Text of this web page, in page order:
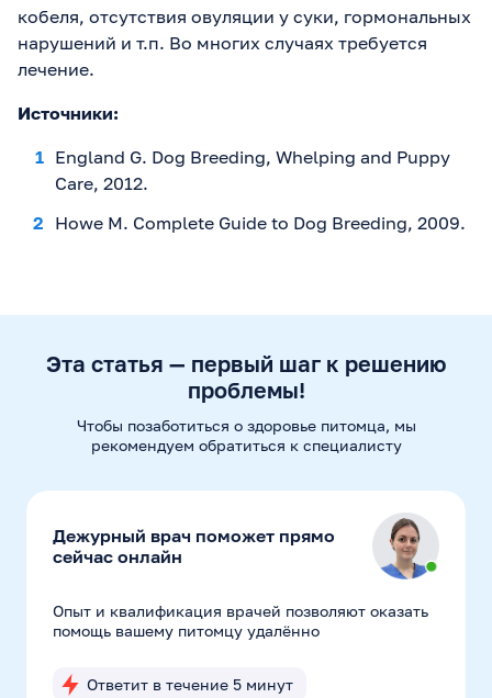
кобеля, отсутствия овуляции у суки, гормональных
нарушений и т.п. Во многих случаях требуется
лечение.
Источники:
England G. Dog Breeding, Whelping and Puppy
Care, 2012.
Howe M. Complete Guide to Dog Breeding, 2009.
Эта статья — первый шаг к решению
проблемы!
Чтобы позаботиться о здоровье питомца, мы
рекомендуем обратиться к специалисту
Дежурный врач поможет прямо
сейчас онлайн
Опыт и квалификация врачей позволяют оказать
помощь вашему питомцу удалённо
Ответит в течение 5 минут